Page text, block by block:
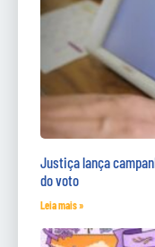
Justiça lança
do voto
Leia mais »